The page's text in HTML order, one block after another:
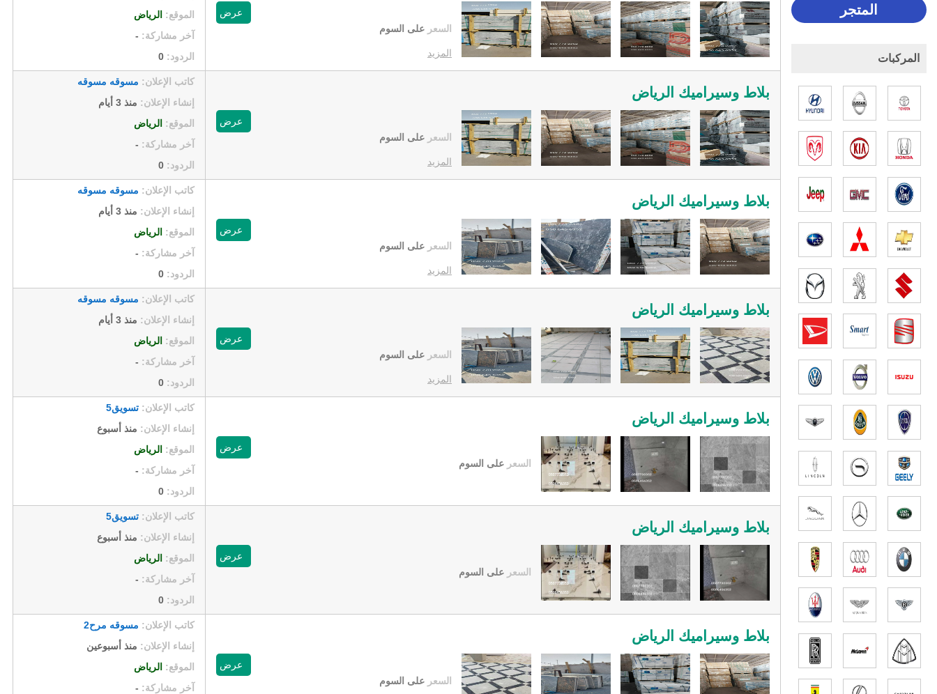
المتجر
المركبات المزيد
السعر على السوم
عرض
الموقع: الرياض
آخر مشاركة: -
الردود:0
بلاط وسيراميك الرياض
المزيد
السعر على السوم
عرض
كاتب الإعلان: مسوقه مسوقه
إنشاء الإعلان: منذ 3 أيام
الموقع: الرياض
آخر مشاركة: -
الردود:0
بلاط وسيراميك الرياض
المزيد
السعر على السوم
عرض
كاتب الإعلان: مسوقه مسوقه
إنشاء الإعلان: منذ 3 أيام
الموقع: الرياض
آخر مشاركة: -
الردود:0
بلاط وسيراميك الرياض
المزيد
السعر على السوم
عرض
كاتب الإعلان: مسوقه مسوقه
إنشاء الإعلان: منذ 3 أيام
الموقع: الرياض
آخر مشاركة: -
الردود:0
بلاط وسيراميك الرياض
السعر على السوم
عرض
كاتب الإعلان:تسويق5
إنشاء الإعلان: منذ أسبوع
الموقع: الرياض
آخر مشاركة: -
الردود:0
بلاط وسيراميك الرياض
السعر على السوم
عرض
كاتب الإعلان:تسويق5
إنشاء الإعلان: منذ أسبوع
الموقع: الرياض
آخر مشاركة: -
الردود:0
بلاط وسيراميك الرياض
السعر على السوم
عرض
كاتب الإعلان: مسوقه مرح2
إنشاء الإعلان: منذ أسبوعين
الموقع: الرياض
آخر مشاركة: -